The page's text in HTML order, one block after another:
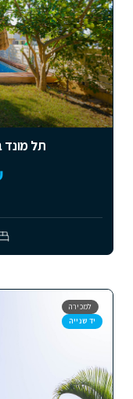
תל מונד
למכירה
יד שנייה